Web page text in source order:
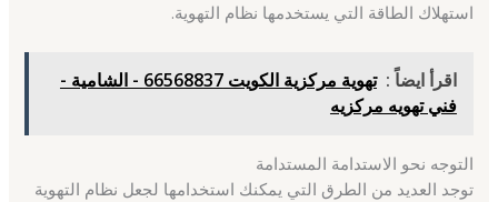
استهلاك الطاقة التي يستخدمها نظام التهوية.
اقرأ ايضاً :
تهوية مركزية الكويت 66568837 - الشامية -
فني تهويه مركزيه
التوجه نحو الاستدامة المستدامة
توجد العديد من الطرق التي يمكنك استخدامها لجعل نظام التهوية